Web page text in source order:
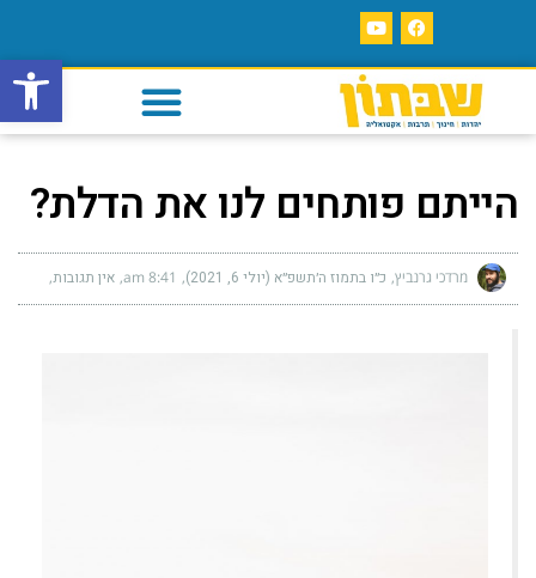
פתח
הייתם פותחים לנו את הדלת?
מרדכי גרנביץ כ״ו בתמוז ה׳תשפ״א (יולי 6, 2021) 8:41 am אין תגובות